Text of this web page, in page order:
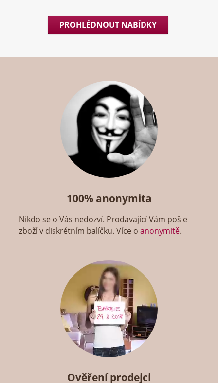
PROHLÉDNOUT NABÍDKY
100% anonymita
Nikdo se o Vás nedozví. Prodávající Vám pošle
zboží v diskrétním balíčku. Více oanonymitě.
Ověření prodejci